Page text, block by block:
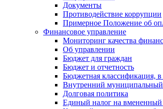
Документы
Противодействие коррупции
Примерное Положение об
Финансовое управление
Мониторинг качества
Об управлении
Бюджет для граждан
Бюджет и отчетность
Бюджетная классификация,
Внутренний
Долговая политика
Единый налог на вмененный